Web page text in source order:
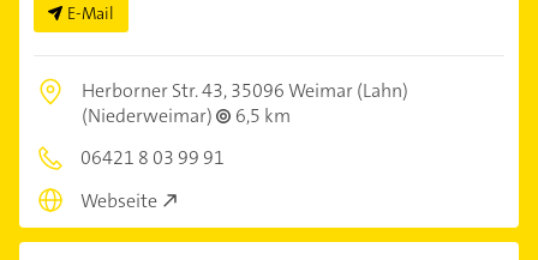
E-Mail
Herborner Str. 43,35096 Weimar (Lahn)
(Niederweimar)
6,5 km
06421 8 03 99 91
Webseite